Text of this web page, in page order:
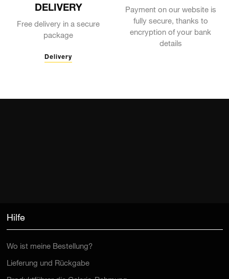
DELIVERY
Free delivery in a secure
package
Delivery
Payment on our website is
fully secure, thanks to
encryption of your bank
details
Hilfe
Wo ist meine Bestellung?
Lieferung und Rückgabe